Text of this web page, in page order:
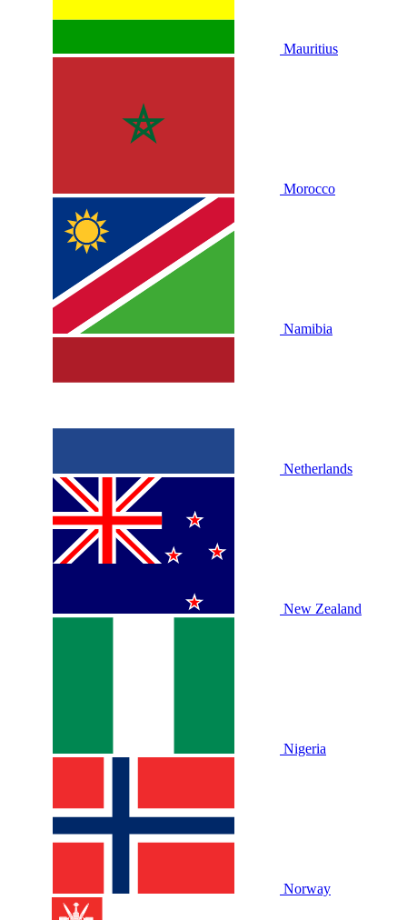
Mauritius
Morocco
Namibia
Netherlands
New Zealand
Nigeria
Norway